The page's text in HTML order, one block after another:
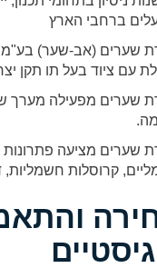
ברחבי הארץ
שערים (אב-שער) בע"מ
עם ציוד בעל תו תקן
שערים מציעה פתרונות
קרוסלות חשמליות,